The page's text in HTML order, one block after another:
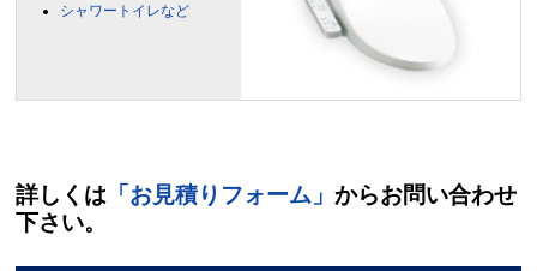
シャワートイレなど
詳しくは 「お見積りフォーム」からお問い合わせ
下さい。